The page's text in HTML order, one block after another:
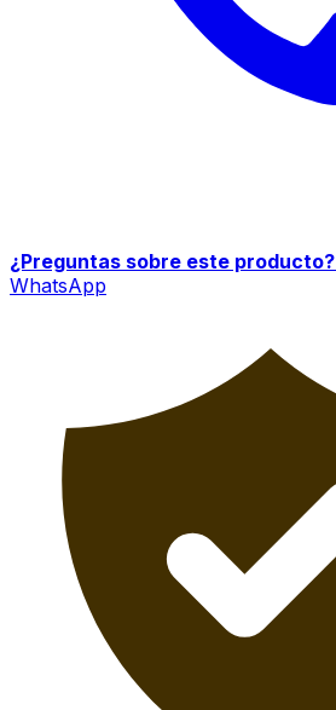
¿Preguntas sobre este producto?
WhatsApp